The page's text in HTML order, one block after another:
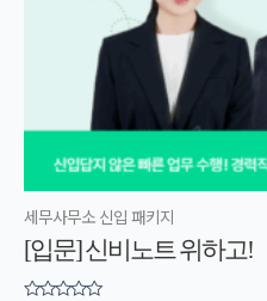
세무사무소 신입 패키지
[입문] 신비노트 위하고!